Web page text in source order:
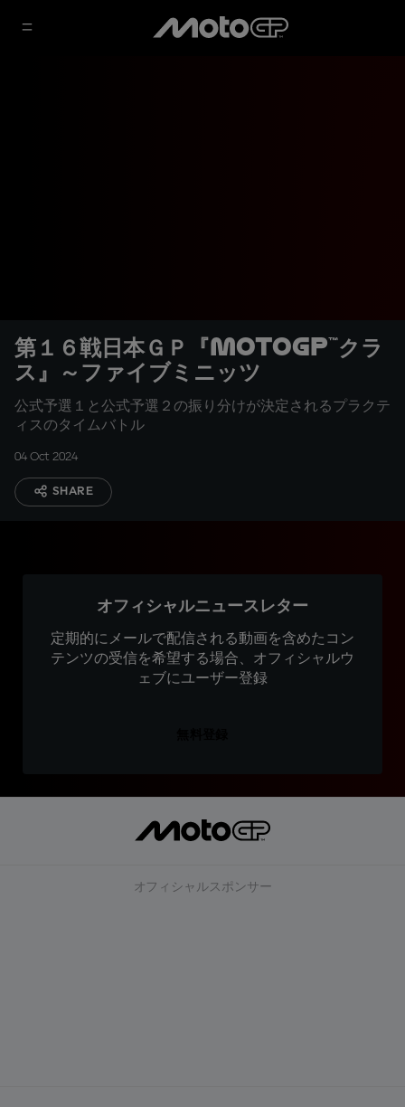
第１６戦日本ＧＰ『MotoGP™クラ
ス』～ファイブミニッツ
公式予選１と公式予選２の振り分けが決定されるプラクテ
ィスのタイムバトル
04 Oct 2024
SHARE
オフィシャルニュースレター
定期的にメールで配信される動画を含めたコン
テンツの受信を希望する場合、オフィシャルウ
ェブにユーザー登録
オフィシャルスポンサー